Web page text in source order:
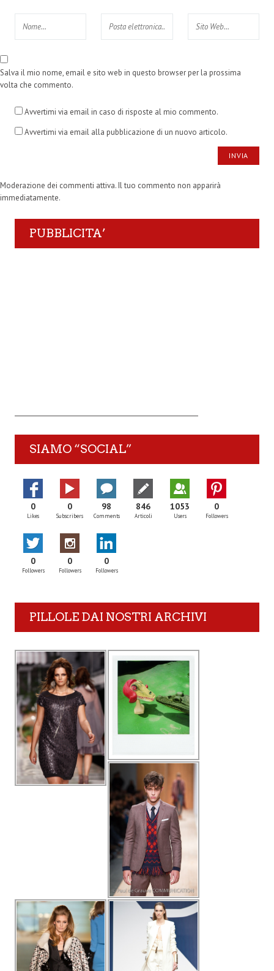
Salva il mio nome, email e sito web in questo browser per la prossima
volta che commento.
Avvertimi via email in caso di risposte al mio commento.
Avvertimi via email alla pubblicazione di un nuovo articolo.
Moderazione dei commenti attiva. Il tuo commento non apparirà
immediatamente.
PUBBLICITA’
SIAMO “SOCIAL”
0
Likes
0
Subscribers
98
Comments
846
Articoli
1053
Users
0
Followers
0
Followers
0
Followers
0
Followers
PILLOLE DAI NOSTRI ARCHIVI